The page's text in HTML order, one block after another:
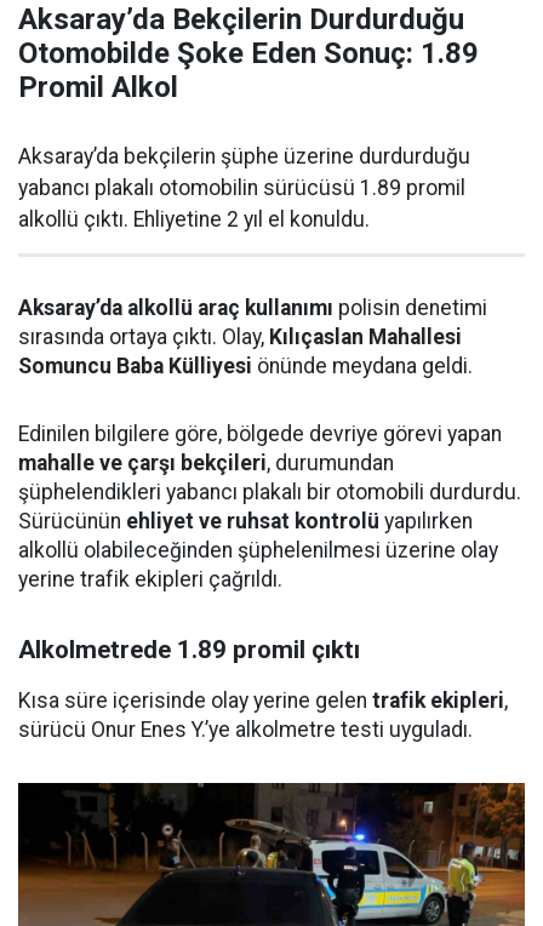
Aksaray’da Bekçilerin Durdurduğu
Otomobilde Şoke Eden Sonuç: 1.89
Promil Alkol
Aksaray’da bekçilerin şüphe üzerine durdurduğu
yabancı plakalı otomobilin sürücüsü 1.89 promil
alkollü çıktı. Ehliyetine 2 yıl el konuldu.
Aksaray’da alkollü araç kullanımı polisin denetimi
sırasında ortaya çıktı. Olay, Kılıçaslan Mahallesi
Somuncu Baba Külliyesi önünde meydana geldi.
Edinilen bilgilere göre, bölgede devriye görevi yapan
mahalle ve çarşı bekçileri, durumundan
şüphelendikleri yabancı plakalı bir otomobili durdurdu.
Sürücünün ehliyet ve ruhsat kontrolü yapılırken
alkollü olabileceğinden şüphelenilmesi üzerine olay
yerine trafik ekipleri çağrıldı.
Alkolmetrede 1.89 promil çıktı
Kısa süre içerisinde olay yerine gelen trafik ekipleri,
sürücü Onur Enes Y.’ye alkolmetre testi uyguladı.